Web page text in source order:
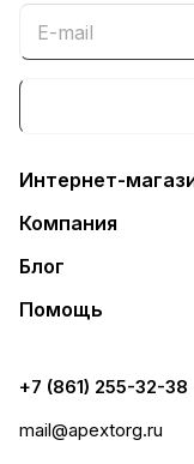
Интернет-
Компания
Блог
Помощь
+7 (861) 255-32-38
mail@apextorg.ru